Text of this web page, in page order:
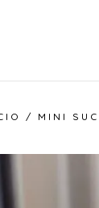
/ MINI